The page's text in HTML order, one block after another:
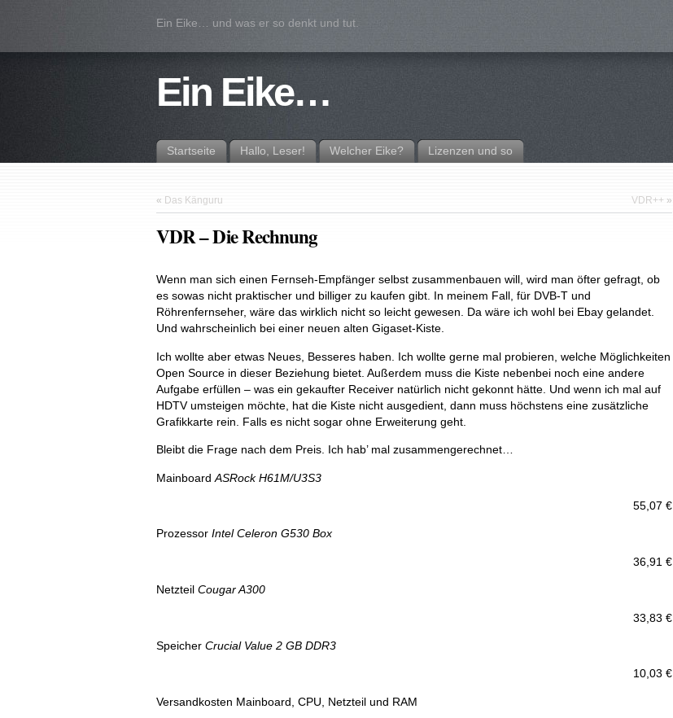
Ein Eike… und was er so denkt und tut.
Ein Eike…
Startseite Hallo, Leser! Welcher Eike? Lizenzen und so
« Das Känguru VDR++ »
VDR – Die Rechnung
Wenn man sich einen Fernseh-Empfänger selbst zusammenbauen will, wird man öfter gefragt, ob
es sowas nicht praktischer und billiger zu kaufen gibt. In meinem Fall, für DVB-T und
Röhrenfernseher, wäre das wirklich nicht so leicht gewesen. Da wäre ich wohl bei Ebay gelandet.
Und wahrscheinlich bei einer neuen alten Gigaset-Kiste.
Ich wollte aber etwas Neues, Besseres haben. Ich wollte gerne mal probieren, welche Möglichkeiten
Open Source in dieser Beziehung bietet. Außerdem muss die Kiste nebenbei noch eine andere
Aufgabe erfüllen – was ein gekaufter Receiver natürlich nicht gekonnt hätte. Und wenn ich mal auf
HDTV umsteigen möchte, hat die Kiste nicht ausgedient, dann muss höchstens eine zusätzliche
Grafikkarte rein. Falls es nicht sogar ohne Erweiterung geht.
Bleibt die Frage nach dem Preis. Ich hab’ mal zusammengerechnet…
Mainboard ASRock H61M/U3S3
55,07 €
Prozessor Intel Celeron G530 Box
36,91 €
Netzteil Cougar A300
33,83 €
Speicher Crucial Value 2 GB DDR3
10,03 €
Versandkosten Mainboard, CPU, Netzteil und RAM